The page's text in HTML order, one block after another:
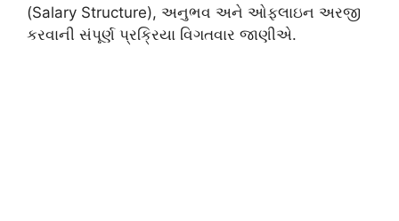
(Salary Structure), અનુભવ અને ઓફલાઇન અરજી
કરવાની સંપૂર્ણ પ્રક્રિયા વિગતવાર જાણીએ.